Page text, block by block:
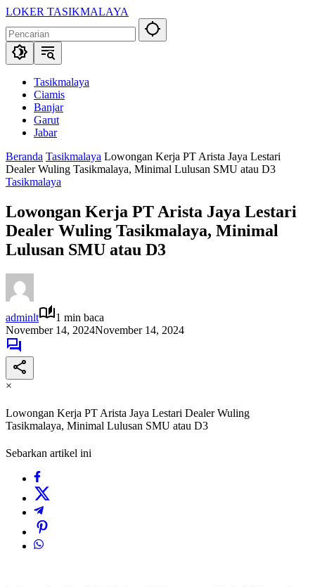
Langsung
konten
LOKER TASIKMALAYA
Lowongan
Kerja
Tasikmalaya
SekitarnaTasikmalaya
Ciamis
Banjar
Garut
Jabar
Beranda Tasikmalaya Lowongan Kerja PT Arista Jaya Lestari
Dealer Wuling Tasikmalaya, Minimal Lulusan SMU atau D3
Tasikmalaya
Lowongan Kerja PT Arista Jaya Lestari
Dealer Wuling Tasikmalaya, Minimal
Lulusan SMU atau D3
adminlt
1 min baca
November 14, 2024November 14, 2024
×
Lowongan Kerja PT Arista Jaya Lestari Dealer Wuling
Tasikmalaya, Minimal Lulusan SMU atau D3
Sebarkan artikel ini